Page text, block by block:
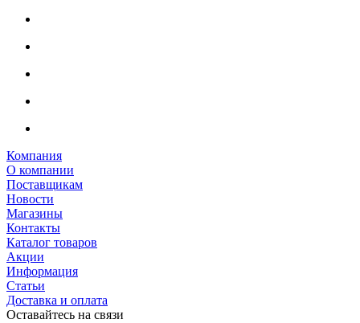
Компания
О компании
Поставщикам
Новости
Магазины
Контакты
Каталог товаров
Акции
Информация
Статьи
Доставка и оплата
Оставайтесь на связи